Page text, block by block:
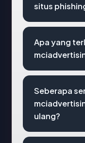
situs
Apa yang
Seberapa
ulang?